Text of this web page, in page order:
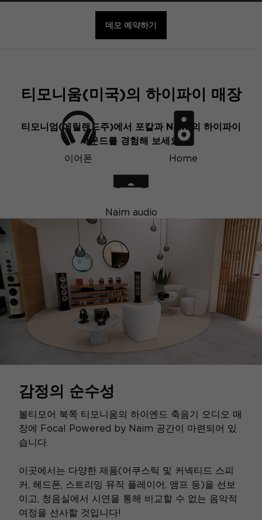
데모 예약하기
티모니움(미국)의 하이파이 매장
티모니엄(메릴랜드주)에서 포칼과 Naim의 하이파이
사운드를 경험해 보세요.
이어폰
Home
Naim audio
감정의 순수성
볼티모어 북쪽 티모니움의 하이엔드 축음기 오디오 매
장에 Focal Powered by Naim 공간이 마련되어 있
습니다.
이곳에서는 다양한 제품(어쿠스틱 및 커넥티드 스피
커, 헤드폰, 스트리밍 뮤직 플레이어, 앰프 등)을 선보
이고, 청음실에서 시연을 통해 비교할 수 없는 음악적
여정을 선사할 것입니다!